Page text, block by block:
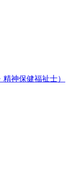
神保健福祉士）